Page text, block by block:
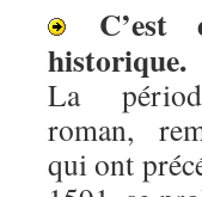
C’est
historique.
La
roman,
qui ont